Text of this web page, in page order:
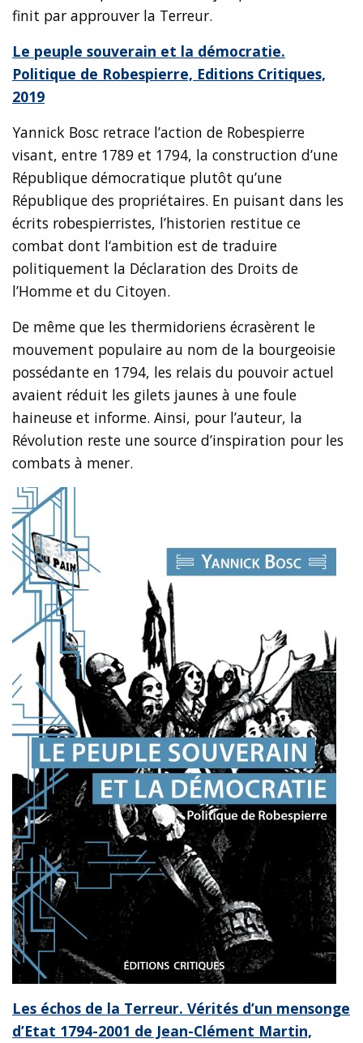
finit par approuver la Terreur.
Le peuple souverain et la démocratie.
Politique de Robespierre, Editions Critiques,
2019
Yannick Bosc retrace l’action de Robespierre
visant, entre 1789 et 1794, la construction d’une
République démocratique plutôt qu’une
République des propriétaires. En puisant dans les
écrits robespierristes, l’historien restitue ce
combat dont l‘ambition est de traduire
politiquement la Déclaration des Droits de
l’Homme et du Citoyen.
De même que les thermidoriens écrasèrent le
mouvement populaire au nom de la bourgeoisie
possédante en 1794, les relais du pouvoir actuel
avaient réduit les gilets jaunes à une foule
haineuse et informe. Ainsi, pour l’auteur, la
Révolution reste une source d’inspiration pour les
combats à mener.
Les échos de la Terreur. Vérités d’un mensonge
d’Etat 1794-2001 de Jean-Clément Martin,